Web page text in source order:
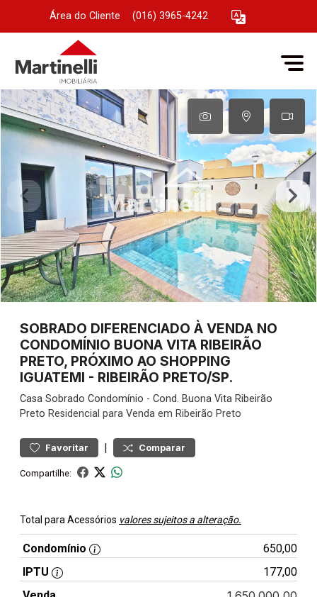
Área do Cliente (016) 3965-4242
SOBRADO DIFERENCIADO À VENDA NO
CONDOMÍNIO BUONA VITA RIBEIRÃO
PRETO, PRÓXIMO AO SHOPPING
IGUATEMI - RIBEIRÃO PRETO/SP.
Casa Sobrado Condomínio - Cond. Buona Vita Ribeirão
Preto Residencial para Venda em Ribeirão Preto
Favoritar | Comparar
Compartilhe:
Total para Acessórios valores sujeitos a alteração.
Condomínio
650,00
IPTU
177,00